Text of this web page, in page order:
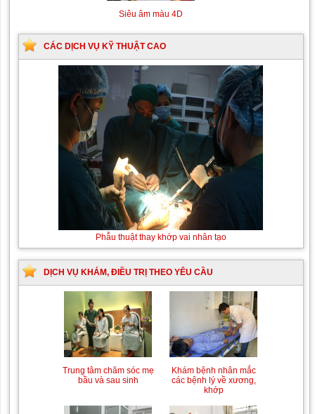
Siêu âm màu 4D
CÁC DỊCH VỤ KỸ THUẬT CAO
Phẫu thuật thay
khớp vai nhân
Thay máu sơ sinh do bất đồng nhóm
máu
DỊCH VỤ KHÁM, ĐIỀU TRỊ THEO YÊU CẦU
Trung tâm chăm sóc mẹ
bầu và sau sinh
Khám bệnh nhân mắc
các bệnh lý về xương,
khớp